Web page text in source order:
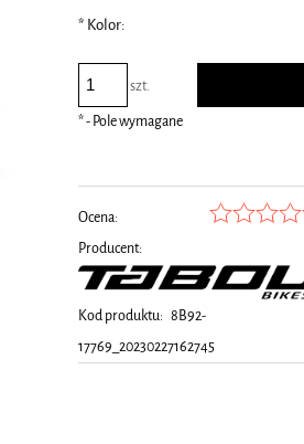
* Kolor:
szt.
*- Pole wymagane
Ocena:
Producent:
Kod produktu: 8B92-
17769_20230227162745